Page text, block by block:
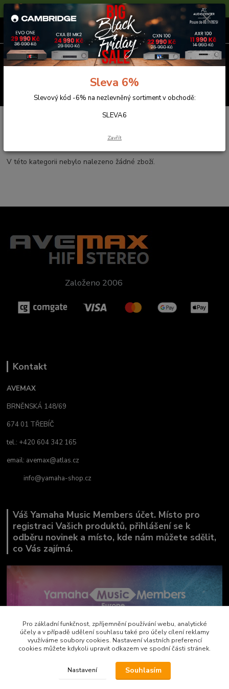
Sleva 6% na nezlevněné zboží s kódem SLEVA6
Menu
0ks
0,00 Kč
V této kategorii nebylo nalezeno žádné zboží.
Založeno 2006
Kontakt
AVEMAX
BRNĚNSKÁ 148/69
674 01 TŘEBÍČ
tel.: +420 604 342 165
email: avemax@atlas.cz
info@yamaha-shop.cz
Váš Yamaha Music Members účet. Místo pro
registraci Vašich produktů, přihlášení se k
odběru novinek a místo, kde nám můžete sdělit,
co Vás zajímá.
Sleva 6%
Slevový kód -6% na nezlevněný sortiment v obchodě:
SLEVA6
Zavřít
Pro základní funkčnost, zpříjemnění používání webu, analytické
účely a v případě udělení souhlasu také pro účely cílení reklamy
využíváme soubory cookies. Nastavení vlastních preferencí
cookies můžete kdykoli upravit odkazem ve spodní části stránek.
Nastavení Souhlasím